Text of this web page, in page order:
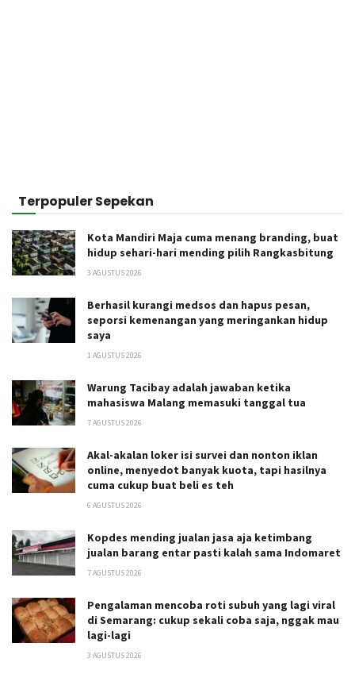
Terpopuler Sepekan
Kota Mandiri Maja cuma menang branding, buat
hidup sehari-hari mending pilih Rangkasbitung
3 AGUSTUS 2026
Berhasil kurangi medsos dan hapus pesan,
seporsi kemenangan yang meringankan hidup
saya
1 AGUSTUS 2026
Warung Tacibay adalah jawaban ketika
mahasiswa Malang memasuki tanggal tua
7 AGUSTUS 2026
Akal-akalan loker isi survei dan nonton iklan
online, menyedot banyak kuota, tapi hasilnya
cuma cukup buat beli es teh
6 AGUSTUS 2026
Kopdes mending jualan jasa aja ketimbang
jualan barang entar pasti kalah sama Indomaret
7 AGUSTUS 2026
Pengalaman mencoba roti subuh yang lagi viral
di Semarang: cukup sekali coba saja, nggak mau
lagi-lagi
3 AGUSTUS 2026